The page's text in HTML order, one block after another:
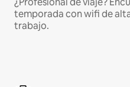
temporada con wifi de
trabajo.